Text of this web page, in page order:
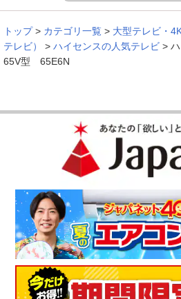
トップ > カテゴリ一覧 > 大型テレビ・
テレビ）
> ハイセンスの人気テレビ >
65V型 65E6N